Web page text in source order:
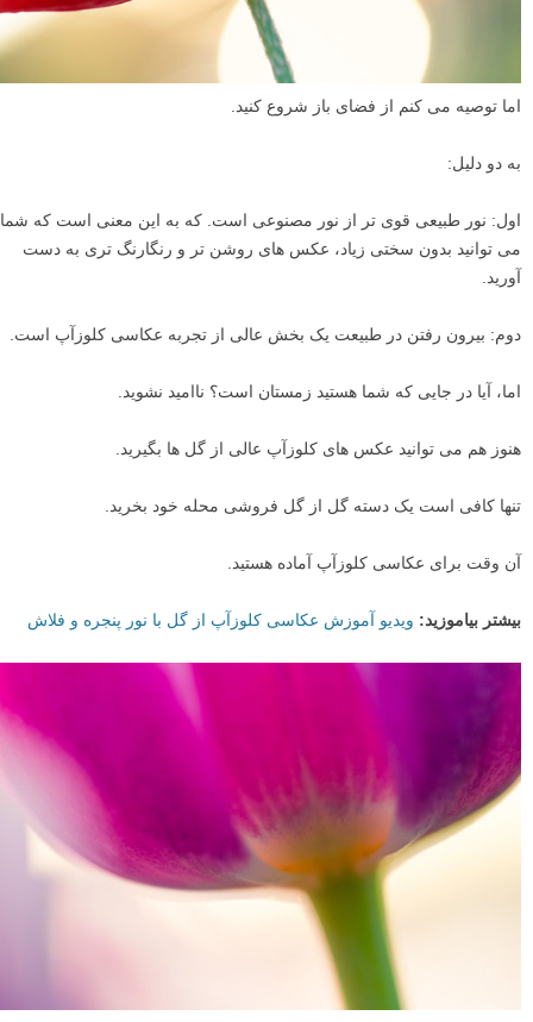
اما توصیه می کنم از فضای باز شروع کنید.
به دو دلیل:
اول: نور طبیعی قوی تر از نور مصنوعی است. که به این معنی است که شما
می توانید بدون سختی زیاد، عکس های روشن تر و رنگارنگ تری به دست
آورید.
دوم: بیرون رفتن در طبیعت یک بخش عالی از تجربه عکاسی کلوزآپ است.
اما، آیا در جایی که شما هستید زمستان است؟ ناامید نشوید.
هنوز هم می توانید عکس های کلوزآپ عالی از گل ها بگیرید.
تنها کافی است یک دسته گل از گل فروشی محله خود بخرید.
آن وقت برای عکاسی کلوزآپ آماده هستید.
بیشتر بیاموزید: ویدیو آموزش عکاسی کلوزآپ از گل با نور پنجره و فلاش